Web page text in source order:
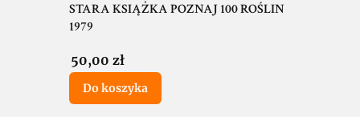
STARA KSIĄŻKA POZNAJ 100 ROŚLIN
1979
Cena
50,00 zł
Do koszyka